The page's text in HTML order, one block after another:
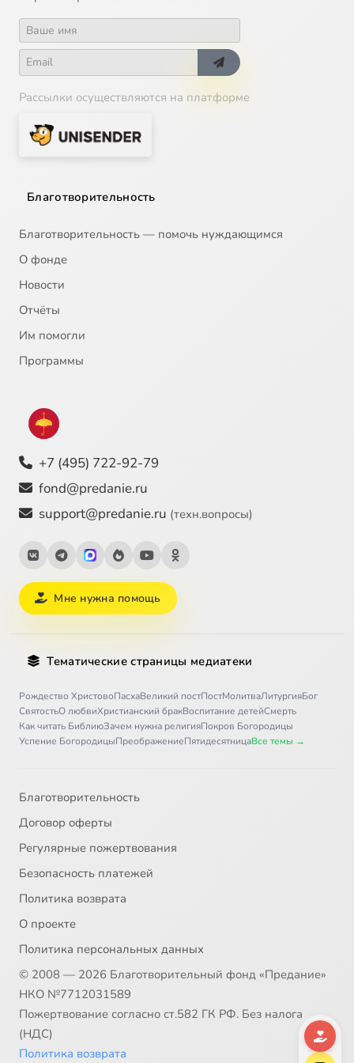
Рассылки осуществляются на платформе
Благотворительность
Благотворительность — помочь нуждающимся
О фонде
Новости
Отчёты
Им помогли
Программы
+7 (495) 722-92-79
fond@predanie.ru
support@predanie.ru (техн.вопросы)
Мне нужна помощь
Тематические страницы медиатеки
Рождество ХристовоПасхаВеликий постПостМолитваЛитургияБог
СвятостьО любвиХристианский бракВоспитание детейСмерть
Как читать БиблиюЗачем нужна религияПокров Богородицы
Успение БогородицыПреображениеПятидесятницаВсе темы →
Благотворительность
Договор оферты
Регулярные пожертвования
Безопасность платежей
Политика возврата
О проекте
Политика персональных данных
© 2008 — 2026 Благотворительный фонд «Предание»
НКО №7712031589
Пожертвование согласно ст.582 ГК РФ. Без налога
(НДС)
Политика возврата